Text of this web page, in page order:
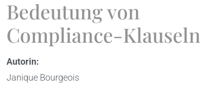
Bedeutung von
Compliance-Klauseln
Autorin:
Janique Bourgeois